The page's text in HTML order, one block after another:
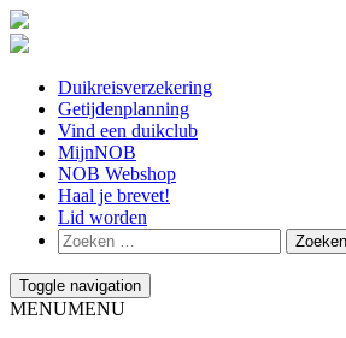
Duikreisverzekering
Getijdenplanning
Vind een duikclub
MijnNOB
NOB Webshop
Haal je brevet!
Lid worden
Toggle navigation
MENUMENU